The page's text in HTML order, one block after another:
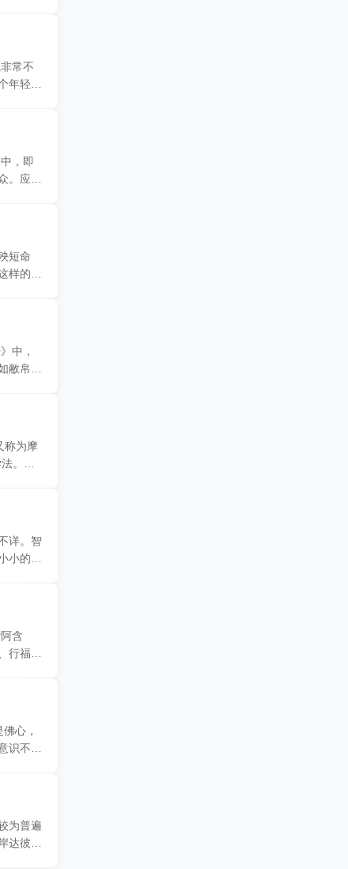
常不
年轻人
，即
。应当
短命
样的深
中，
敝帛。
称为摩
。他
详。智
小的庵
含
行福，
心，
识不到
为普遍
达彼